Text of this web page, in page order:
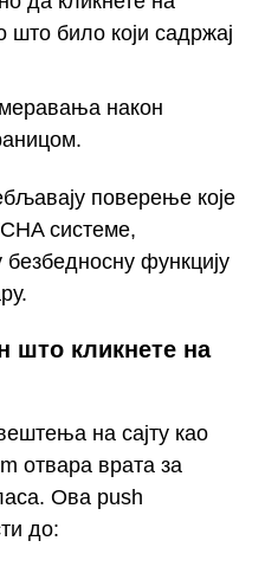
што било који садржај
након
поверење које
системе,
безбедносну функцију
што кликнете на
на сајту као
отвара врата за
Ова push
до: